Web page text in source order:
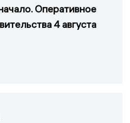
Оперативное
4 августа